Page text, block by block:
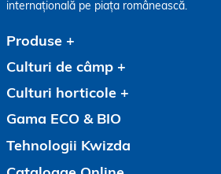
internațională pe piața românească.
Produse
Culturi de câmp
Culturi horticole
Gama ECO & BIO
Tehnologii Kwizda